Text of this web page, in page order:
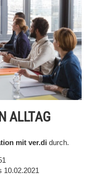
ALLTAG
mit ver.di durch.
10.02.2021